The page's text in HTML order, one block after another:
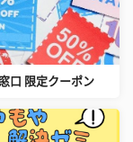
口 限定クーポン